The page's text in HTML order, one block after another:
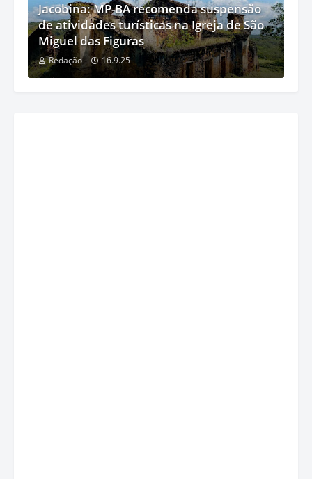
Jacobina: MP-BA recomenda suspensão
de atividades turísticas na Igreja de São
Miguel das Figuras
Redação 16.9.25